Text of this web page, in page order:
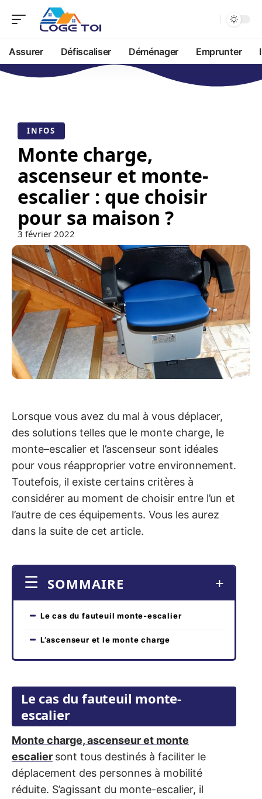
Assurer Défiscaliser Déménager Emprunter
INFOS
Monte charge,
ascenseur et monte-
escalier : que choisir
pour sa maison ?
3 février 2022
Lorsque vous avez du mal à vous déplacer,
des solutions telles que le monte charge, le
monte–escalier et l’ascenseur sont idéales
pour vous réapproprier votre environnement.
Toutefois, il existe certains critères à
considérer au moment de choisir entre l’un et
l’autre de ces équipements. Vous les aurez
dans la suite de cet article.
SOMMAIRE
Le cas du fauteuil monte-escalier
L’ascenseur et le monte charge
Le cas du fauteuil monte-
escalier
Monte charge, ascenseur et monte
escalier sont tous destinés à faciliter le
déplacement des personnes à mobilité
réduite. S’agissant du monte-escalier, il